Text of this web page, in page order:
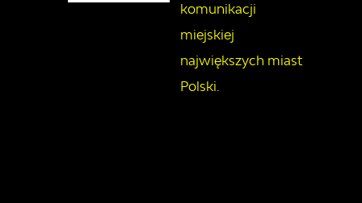
komunikacji
miejskiej
największych miast
Polski.